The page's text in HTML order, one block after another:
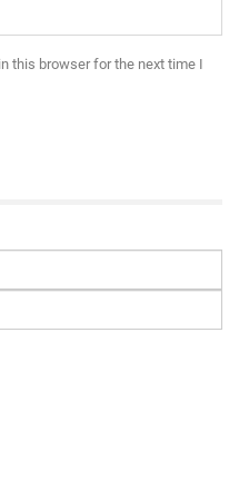
this browser for the next time I